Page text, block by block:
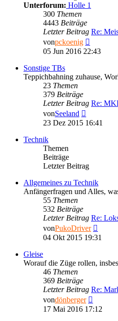
Unterforum: Holle 1
300 Themen
4443 Beiträge
Letzter Beitrag Re:
vonpckoenig
Beitrag
05 Jun 2016 22:43
Sonstige TBs
Teppichbahning zuhause,
23 Themen
379 Beiträge
Letzter Beitrag Re:
vonSeeland
Beitrag
23 Dez 2015 16:41
Technik
Themen
Beiträge
Letzter Beitrag
Allgemeines zu Technik
Anfängerfragen und Alles,
55 Themen
532 Beiträge
Letzter Beitrag Re:
vonPukoDriver
Beitrag
04 Okt 2015 19:31
Gleise
Worauf die Züge rollen,
46 Themen
369 Beiträge
Letzter Beitrag Re:
vondönberger
Beitrag
17 Mai 2016 17:12